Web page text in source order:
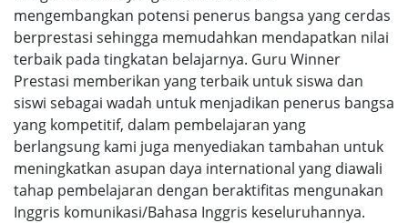
mengembangkan potensi penerus bangsa yang cerdas
berprestasi sehingga memudahkan mendapatkan nilai
terbaik pada tingkatan belajarnya. Guru Winner
Prestasi memberikan yang terbaik untuk siswa dan
siswi sebagai wadah untuk menjadikan penerus bangsa
yang kompetitif, dalam pembelajaran yang
berlangsung kami juga menyediakan tambahan untuk
meningkatkan asupan daya international yang diawali
tahap pembelajaran dengan beraktifitas mengunakan
Inggris komunikasi/Bahasa Inggris keseluruhannya.